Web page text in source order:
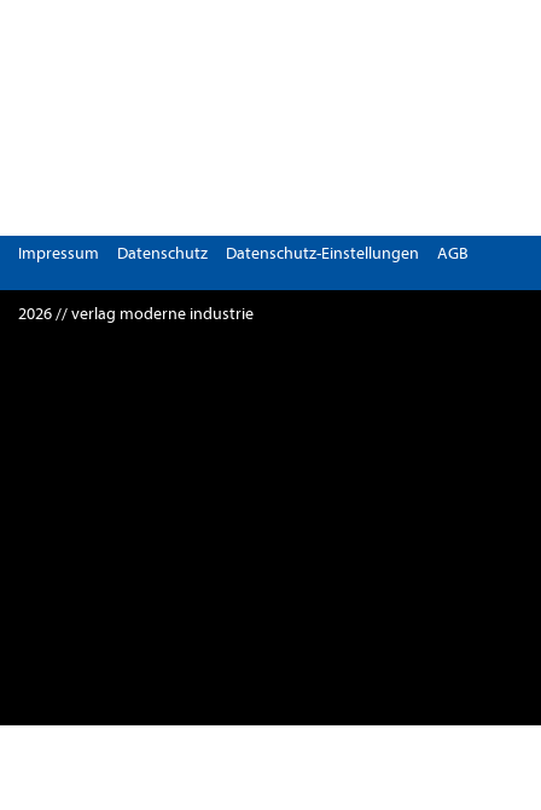
Impressum Datenschutz Datenschutz-Einstellungen AGB
2026 // verlag moderne industrie